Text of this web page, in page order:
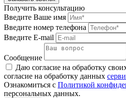
Получить консультацию
Введите Ваше имя
Введите номер телефона
Введите E-mail
Сообщение
Даю согласие на обработку
согласие на обработку данных
Ознакомиться с Политикой
персональных данных.